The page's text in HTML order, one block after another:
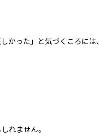
かった」と気づくころには、
れません。